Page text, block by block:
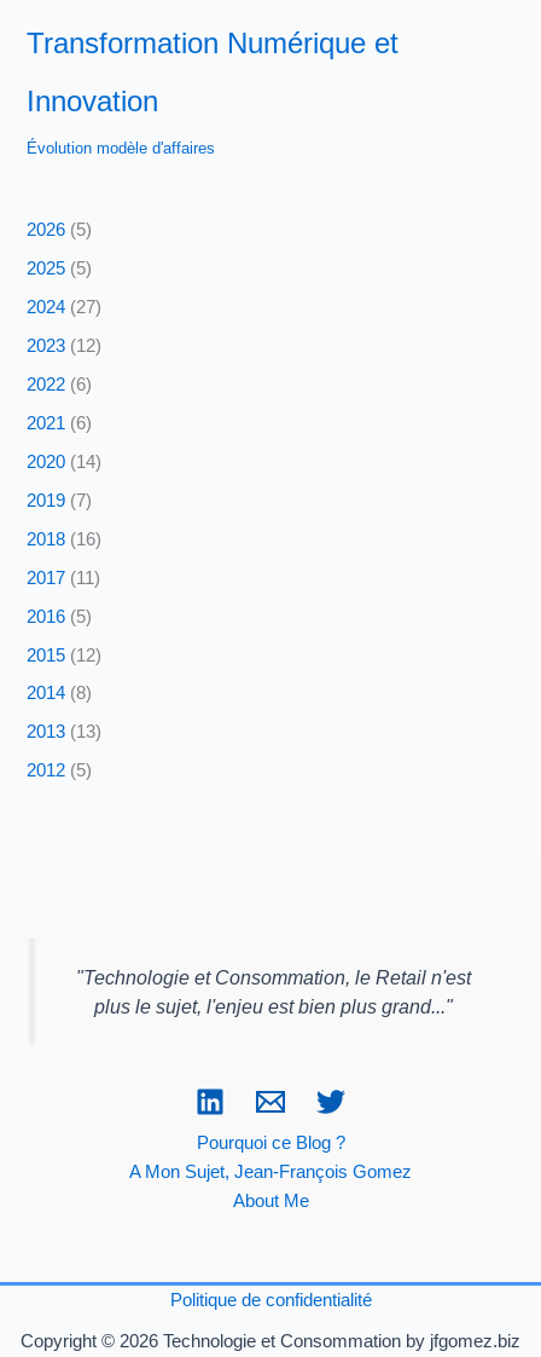
Transformation Numérique et
Innovation
Évolution modèle d'affaires
2026 (5)
2025 (5)
2024 (27)
2023 (12)
2022 (6)
2021 (6)
2020 (14)
2019 (7)
2018 (16)
2017 (11)
2016 (5)
2015 (12)
2014 (8)
2013 (13)
2012 (5)
"Technologie et Consommation, le Retail n'est
plus le sujet, l'enjeu est bien plus grand..."
Pourquoi ce Blog ?
A Mon Sujet, Jean-François Gomez
About Me
Politique de confidentialité
Copyright © 2026 Technologie et Consommation by jfgomez.biz